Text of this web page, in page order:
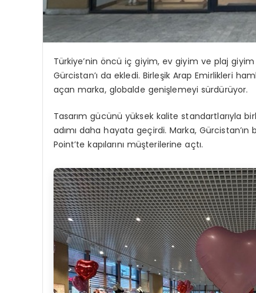
Türkiye’nin öncü iç giyim, ev giyim ve plaj
Gürcistan’ı da ekledi. Birleşik Arap Emirlikleri
açan marka, globalde genişlemeyi sürdürüyor.
Tasarım gücünü yüksek kalite standartlarıyla
adımı daha hayata geçirdi. Marka, Gürcistan’ın
Point’te kapılarını müşterilerine açtı.